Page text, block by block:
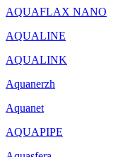
AQUAFLAX NANO
AQUALINE
AQUALINK
Aquanerzh
Aquanet
AQUAPIPE